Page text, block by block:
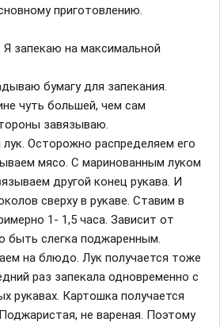
приготовлению.
Я запекаю на максимальной
бумагу для запекания.
чуть большей, чем сам
завязываю.
Осторожно распределяем его
мясо. С маринованным луком
другой конец рукава. И
сверху в рукаве. Ставим в
1- 1,5 часа. Зависит от
быть слегка поджаренным.
на блюдо. Лук получается тоже
раз запекала одновременно с
рукавах. Картошка получается
не вареная. Поэтому